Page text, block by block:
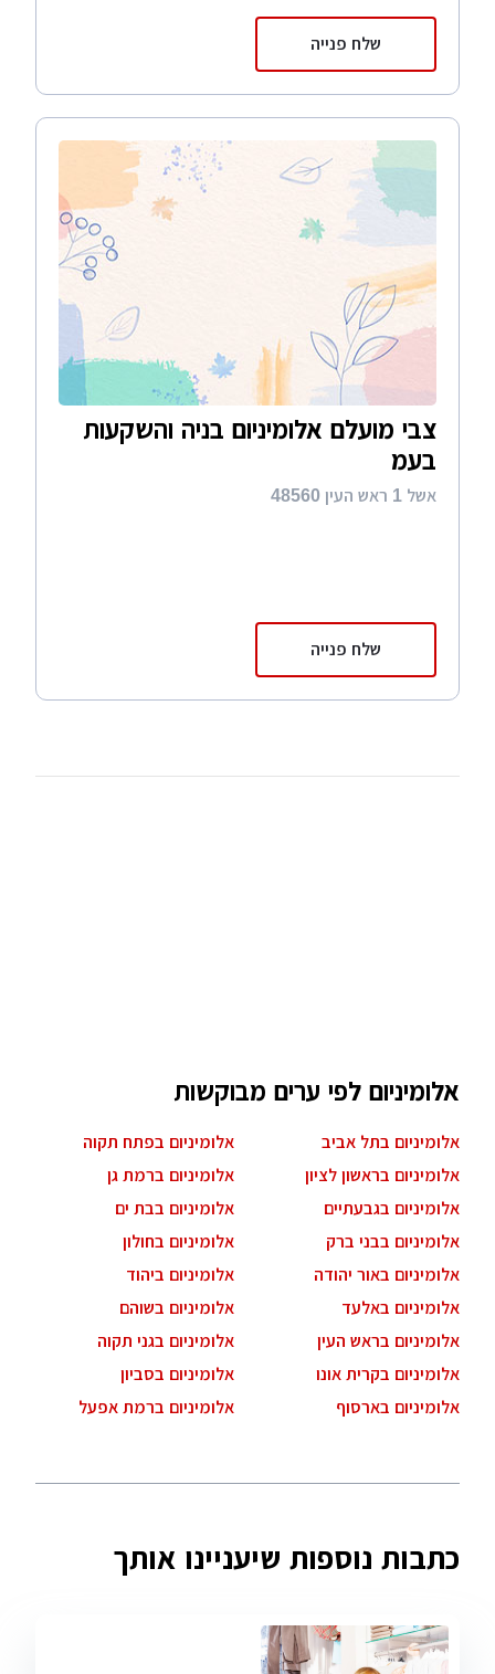
שלח פנייה
צבי מועלם אלומיניום בניה והשקעות
בעמ
אשל 1 ראש העין 48560
שלח פנייה
אלומיניום לפי ערים מבוקשות
אלומיניום בתל אביב
אלומיניום בפתח תקוה
אלומיניום בראשון לציון
אלומיניום ברמת גן
אלומיניום בגבעתיים
אלומיניום בבת ים
אלומיניום בבני ברק
אלומיניום בחולון
אלומיניום באור יהודה
אלומיניום ביהוד
אלומיניום באלעד
אלומיניום בשוהם
אלומיניום בראש העין
אלומיניום בגני תקוה
אלומיניום בקרית אונו
אלומיניום בסביון
אלומיניום בארסוף
אלומיניום ברמת אפעל
כתבות נוספות שיעניינו אותך